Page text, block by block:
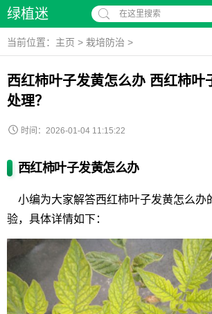
绿植迷 在这里搜索
当前位置： 主页 > 栽培防治 >
西红柿叶子发黄怎么办 西红柿叶
处理？
时间：2026-01-04 11:15:22
西红柿叶子发黄怎么办
小编为大家解答西红柿叶子发黄怎么办
验，具体详情如下：